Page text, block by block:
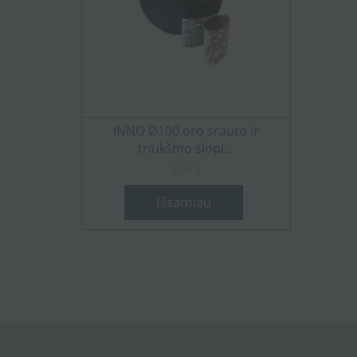
INNO Ø100 oro srauto ir
triukšmo slopi...
Išsamiau